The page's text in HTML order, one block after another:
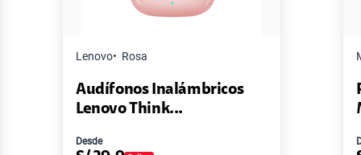
Master G Negro
Pack de 2 Power Bank Mini
Master-G ...
Desde